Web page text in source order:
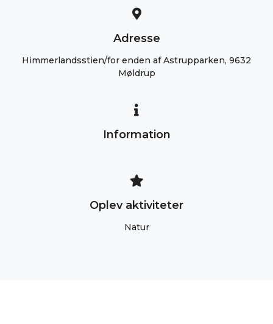
Adresse
Himmerlandsstien/for enden af Astrupparken, 9632
Møldrup
Information
Oplev aktiviteter
Natur